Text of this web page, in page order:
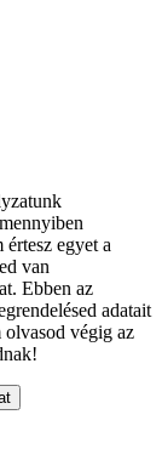
egyet a
van
Ebben az
adatait
végig az